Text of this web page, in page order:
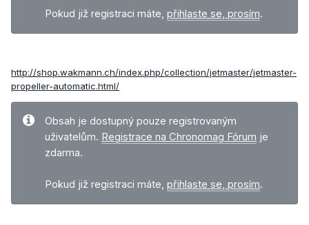
Pokud již registraci máte, přihlaste se, prosím.
http://shop.wakmann.ch/index.php/collection/jetmaster/jetmaster-
propeller-automatic.html/
Obsah je dostupný pouze registrovaným
uživatelům. Registrace na Chronomag Fórum je
zdarma.
Pokud již registraci máte, přihlaste se, prosím.